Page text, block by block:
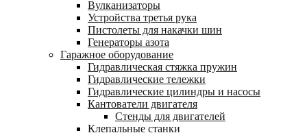
Вулканизаторы
Устройства третья рука
Пистолеты для накачки шин
Генераторы азота
Гаражное оборудование
Гидравлическая стяжка пружин
Гидравлические тележки
Гидравлические цилиндры и насосы
Кантователи двигателя
Стенды для двигателей
Клепальные станки